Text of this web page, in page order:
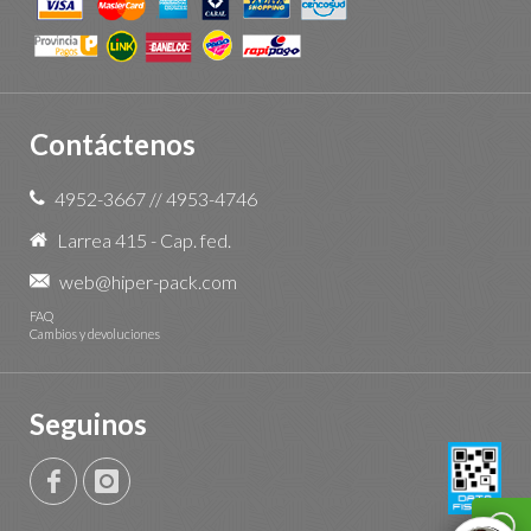
Contáctenos
4952-3667 //4953-4746
Larrea 415 - Cap. fed.
web@hiper-pack.com
FAQ
Cambios y devoluciones
Seguinos